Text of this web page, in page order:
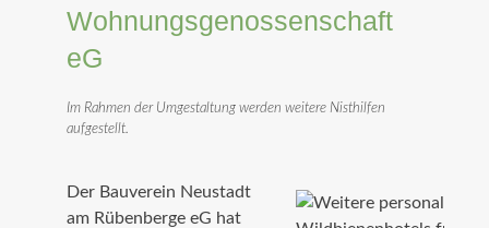
Wohnungsgenossenschaft
eG
Im Rahmen der Umgestaltung werden weitere Nisthilfen
aufgestellt.
Der Bauverein Neustadt
am Rübenberge eG hat